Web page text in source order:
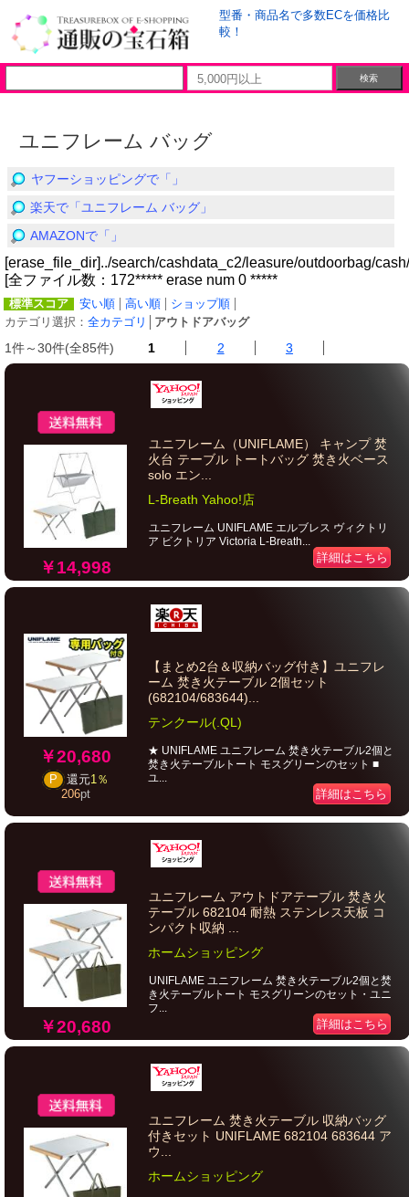
型番・商品名で多数ECを価格比
較！
ユニフレーム バッグ
ヤフーショッピングで「」
楽天で「ユニフレーム バッグ」
AMAZONで「」
[erase_file_dir]../search/cashdata_c2/leasure/outdoorbag/cash/
[全ファイル数：172***** erase num 0 *****
標準スコア 安い順 高い順
ショップ順
カテゴリ選択： 全カテゴリ アウトドアバッグ
1件～30件(全85件) 1 2 3
￥14,998
ユニフレーム（UNIFLAME） キャンプ 焚
火台 テーブル トートバッグ 焚き火ベース
solo エン...
L-Breath Yahoo!店
ユニフレーム UNIFLAME エルブレス ヴィクトリ
ア ビクトリア Victoria L-Breath...
詳細はこちら
￥20,680
P 還元1％
206pt
【まとめ2台＆収納バッグ付き】ユニフレ
ーム 焚き火テーブル 2個セット
(682104/683644)...
テンクール(.QL)
★ UNIFLAME ユニフレーム 焚き火テーブル2個と
焚き火テーブルトート モスグリーンのセット ■
ユ...
詳細はこちら
￥20,680
ユニフレーム アウトドアテーブル 焚き火
テーブル 682104 耐熱 ステンレス天板 コ
ンパクト収納 ...
ホームショッピング
UNIFLAME ユニフレーム 焚き火テーブル2個と焚
き火テーブルトート モスグリーンのセット・ユニ
フ...
詳細はこちら
ユニフレーム 焚き火テーブル 収納バッグ
付きセット UNIFLAME 682104 683644 ア
ウ...
ホームショッピング